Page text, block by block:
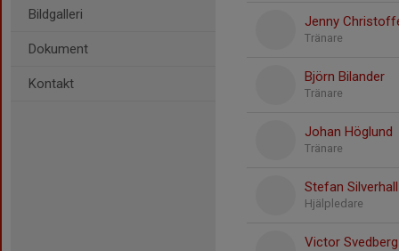
Bildgalleri
Dokument
Kontakt
Jenny
Tränare
Björn Bilander
Tränare
Johan Höglund
Tränare
Stefan Silverhall
Hjälpledare
Victor Svedberg